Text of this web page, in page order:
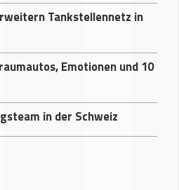
Tankstellennetz in
Emotionen und 10
in der Schweiz